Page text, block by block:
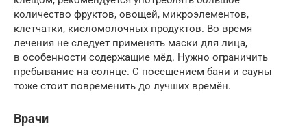
количество фруктов, овощей, микроэлементов,
клетчатки, кисломолочных продуктов. Во время
лечения не следует применять маски для лица,
в особенности содержащие мёд. Нужно ограничить
пребывание на солнце. С посещением бани и сауны
тоже стоит повременить до лучших времён.
Врачи